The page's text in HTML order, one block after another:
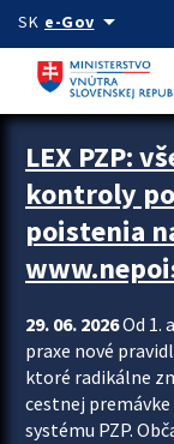
Preskocit na hlavný
SK e-Govarrow_drop_down
Zastavit automatický
LEX PZP:
kontroly
poistenia
29. 06. 2026Od 1.
praxe nové
ktoré radikálne
cestnej
systému PZP.